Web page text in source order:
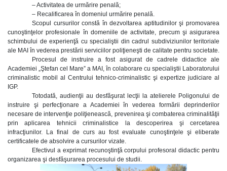
– Activitatea de urmărire penală;
– Recalificarea în domeniul urmărire penală.
Scopul cursurilor constă în dezvoltarea aptitudinilor şi promovarea
cunoştinţelor profesionale în domeniile de activitate, precum şi asigurarea
schimbului de experienţă cu specialiştii din cadrul subdiviziunilor teritoriale
ale MAI în vederea prestării serviciilor poliţieneşti de calitate pentru societate.
Procesul de instruire a fost asigurat de cadrele didactice ale
Academiei „Ştefan cel Mare” a MAI, în colaborare cu specialiştii Laboratorului
criminalistic mobil al Centrului tehnico-criminalistic şi expertize judiciare al
IGP.
Totodată, audienţii au desfăşurat lecţii la atelierele Poligonului de
instruire şi perfecţionare a Academiei în vederea formării deprinderilor
necesare de intervenţie poliţienească, prevenirea şi combaterea criminalităţii
prin aplicarea tehnicii criminalistice la descoperirea şi cercetarea
infracţiunilor. La final de curs au fost evaluate cunoştinţele şi eliberate
certificatele de absolvire a cursurilor vizate.
Efectivul a exprimat recunoştinţă corpului profesoral didactic pentru
organizarea şi desfăşurarea procesului de studii.